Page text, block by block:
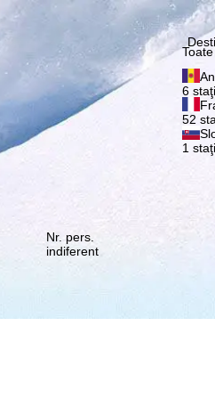
6
52
1
Nr. pers.
indiferent